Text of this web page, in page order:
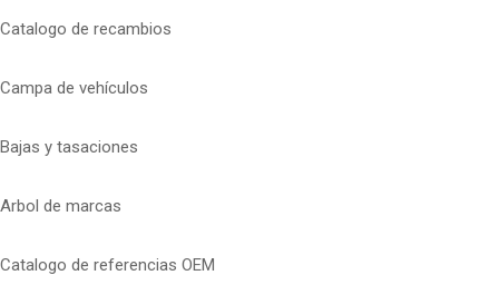
Catalogo de recambios
Campa de vehículos
Bajas y tasaciones
Arbol de marcas
Catalogo de referencias OEM